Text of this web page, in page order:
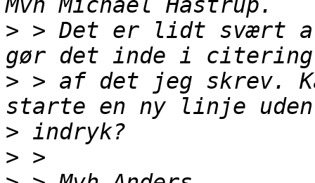
> > Det er lidt svært
> > af det jeg skrev.
>
>